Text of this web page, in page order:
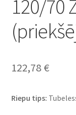
120/70
122,78 €
Riepu tips: